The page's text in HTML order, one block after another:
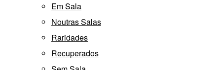
Em Sala
Noutras Salas
Raridades
Recuperados